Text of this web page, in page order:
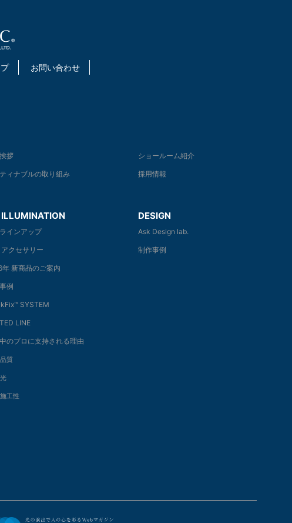
お問い合わせ
拶 ショールーム紹介
ィナブルの取り組み 採用情報
インアップ
クセサリー
年 新商品のご案内
例
SYSTEM
LINE
のプロに支持される理由
質
工性
DESIGN
Ask Design lab.
制作事例